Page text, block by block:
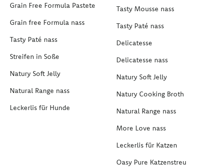
Grain Free Formula Pastete
Grain free Formula nass
Tasty Paté nass
Streifen in Soße
Natury Soft Jelly
Natural Range nass
Leckerlis für Hunde
Tasty Mousse nass
Tasty Paté nass
Delicatesse
Delicatesse nass
Natury Soft Jelly
Natury Cooking Broth
Natural Range nass
More Love nass
Leckerlis für Katzen
Oasy Pure Katzenstreu